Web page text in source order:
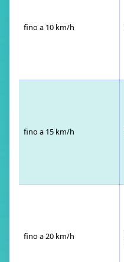
fino a 10 km/h
fino a 15 km/h
fino a 20 km/h